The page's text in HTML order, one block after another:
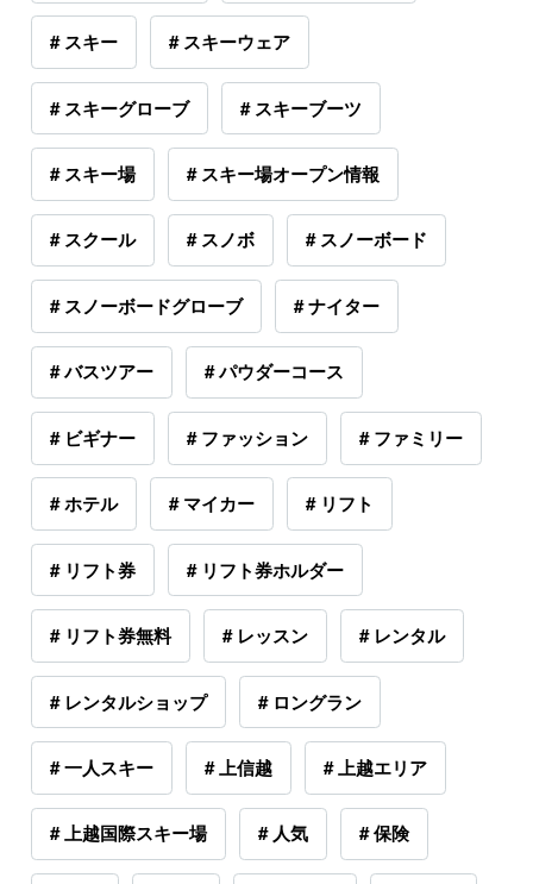
# スキー # スキーウェア
# スキーグローブ # スキーブーツ
# スキー場 # スキー場オープン情報
# スクール # スノボ # スノーボード
# スノーボードグローブ # ナイター
# バスツアー # パウダーコース
# ビギナー # ファッション # ファミリー
# ホテル # マイカー # リフト
# リフト券 # リフト券ホルダー
# リフト券無料 # レッスン # レンタル
# レンタルショップ # ロングラン
# 一人スキー # 上信越 # 上越エリア
# 上越国際スキー場 # 人気 # 保険